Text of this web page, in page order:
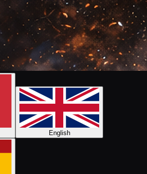
English